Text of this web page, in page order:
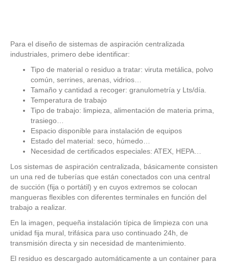
Para el diseño de sistemas de aspiración centralizada
industriales, primero debe identificar:
Tipo de material o residuo a tratar: viruta metálica, polvo
común, serrines, arenas, vidrios…
Tamaño y cantidad a recoger: granulometría y Lts/día.
Temperatura de trabajo
Tipo de trabajo: limpieza, alimentación de materia prima,
trasiego…
Espacio disponible para instalación de equipos
Estado del material: seco, húmedo…
Necesidad de certificados especiales: ATEX, HEPA…
Los sistemas de aspiración centralizada, básicamente consisten
un una red de tuberías que están conectados con una central
de succión (fija o portátil) y en cuyos extremos se colocan
mangueras flexibles con diferentes terminales en función del
trabajo a realizar.
En la imagen, pequeña instalación típica de limpieza con una
unidad fija mural, trifásica para uso continuado 24h, de
transmisión directa y sin necesidad de mantenimiento.
El residuo es descargado automáticamente a un container para